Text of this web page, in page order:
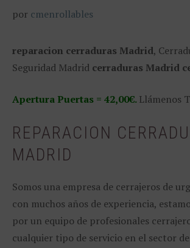
por cmenrollables
reparacion cerraduras Madrid,
Seguridad Madrid cerraduras Madrid
Apertura Puertas = 42,00€.Llámenos
REPARACION
MADRID
Somos una empresa de cerrajeros de
con muchos años de experiencia,
por un equipo de profesionales
cualquier tipo de servicio en el sector